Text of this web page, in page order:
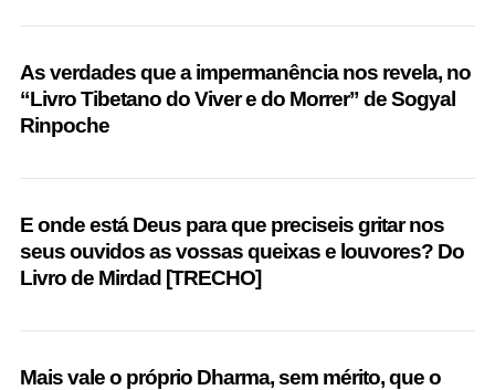
As verdades que a impermanência nos revela, no
“Livro Tibetano do Viver e do Morrer” de Sogyal
Rinpoche
E onde está Deus para que preciseis gritar nos
seus ouvidos as vossas queixas e louvores? Do
Livro de Mirdad [TRECHO]
Mais vale o próprio Dharma, sem mérito, que o